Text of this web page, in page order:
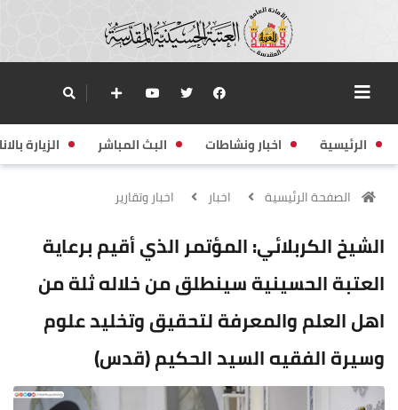
الرئيسية اخبار ونشاطات البث المباشر الزيارة
الصفحة الرئيسية اخبار اخبار وتقارير
الشيخ الكربلائي: المؤتمر الذي أقيم برعاية
العتبة الحسينية سينطلق من خلاله ثلة من
اهل العلم والمعرفة لتحقيق وتخليد علوم
وسيرة الفقيه السيد الحكيم (قدس)